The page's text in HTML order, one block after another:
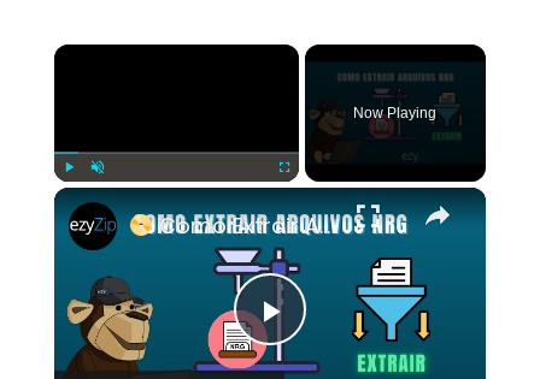
×
Now Playing
×
Play
Como Extrair Arquivos NRG Online Grátis | Sem Instalar Software